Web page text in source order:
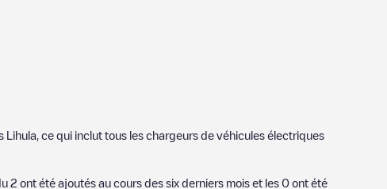
Lihula , ce qui inclut tous les chargeurs de véhicules électriques
2 ont été ajoutés au cours des six derniers mois et les 0 ont été